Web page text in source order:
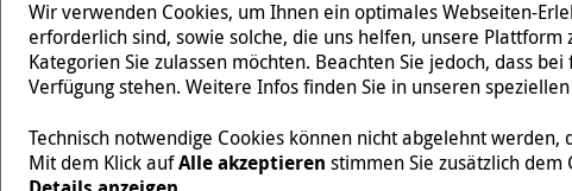
Folgen Sie uns
Malteser International ist eine Organisationseinheit des
218/5990/0018).
Wir verwenden Cookies, um Ihnen ein optimales Webseiten-
erforderlich sind, sowie solche, die uns helfen, unsere
Kategorien Sie zulassen möchten. Beachten Sie jedoch, dass
Verfügung stehen. Weitere Infos finden Sie in unseren
Technisch notwendige Cookies können nicht abgelehnt
Mit dem Klick aufAlle akzeptieren stimmen Sie zusätzlich